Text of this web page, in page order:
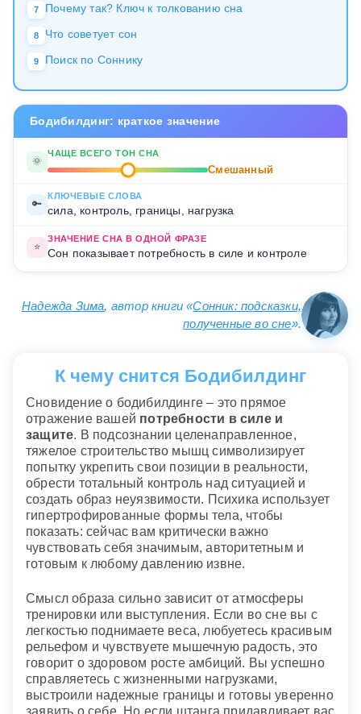
7 Почему так? Ключ к толкованию сна
8 Что советует сон
9 Поиск по Соннику
Бодибилдинг: краткое значение
🌞
ЧАЩЕ ВСЕГО ТОН СНА
Смешанный
🔑
КЛЮЧЕВЫЕ СЛОВА
сила, контроль, границы, нагрузка
⭐
ЗНАЧЕНИЕ СНА В ОДНОЙ ФРАЗЕ
Сон показывает потребность в силе и контроле
Надежда Зима, автор книги «Сонник: подсказки,
полученные во сне».
К чему снится Бодибилдинг
Сновидение о бодибилдинге – это прямое
отражение вашей потребности в силе и
защите. В подсознании целенаправленное,
тяжелое строительство мышц символизирует
попытку укрепить свои позиции в реальности,
обрести тотальный контроль над ситуацией и
создать образ неуязвимости. Психика использует
гипертрофированные формы тела, чтобы
показать: сейчас вам критически важно
чувствовать себя значимым, авторитетным и
готовым к любому давлению извне.
Смысл образа сильно зависит от атмосферы
тренировки или выступления. Если во сне вы с
легкостью поднимаете веса, любуетесь красивым
рельефом и чувствуете мышечную радость, это
говорит о здоровом росте амбиций. Вы успешно
справляетесь с жизненными нагрузками,
выстроили надежные границы и готовы уверенно
заявить о себе. Но если штанга придавливает вас